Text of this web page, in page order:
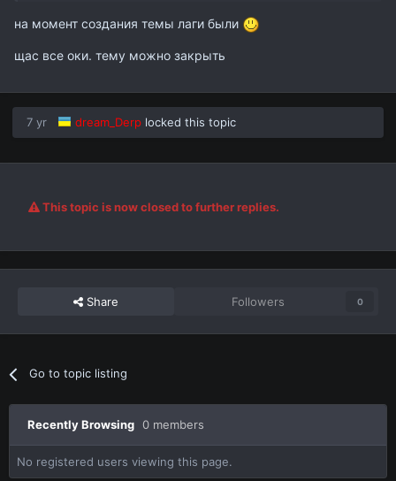
на момент создания темы лаги были
щас все оки. тему можно закрыть
7 yr dream_Derp locked this topic
This topic is now closed to further replies.
Share Followers 0
Go to topic listing
Recently Browsing 0 members
No registered users viewing this page.